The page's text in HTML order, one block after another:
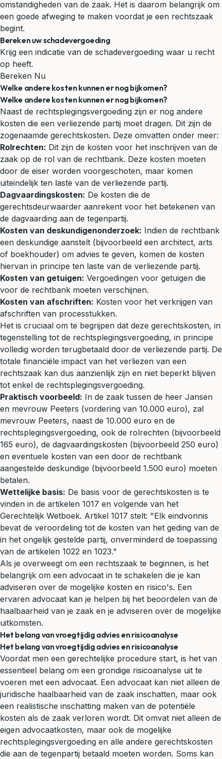
omstandigheden van de zaak. Het is daarom belangrijk om
een goede afweging te maken voordat je een rechtszaak
begint.
Bereken uw schadevergoeding
Krijg een indicatie van de schadevergoeding waar u recht
op heeft.
Bereken Nu
Welke andere kosten kunnen er nog bijkomen?
Welke andere kosten kunnen er nog bijkomen?
Naast de rechtsplegingsvergoeding zijn er nog andere
kosten die een verliezende partij moet dragen. Dit zijn de
zogenaamde gerechtskosten. Deze omvatten onder meer:
Rolrechten: Dit zijn de kosten voor het inschrijven van de
zaak op de rol van de rechtbank. Deze kosten moeten
door de eiser worden voorgeschoten, maar komen
uiteindelijk ten laste van de verliezende partij.
Dagvaardingskosten: De kosten die de
gerechtsdeurwaarder aanrekent voor het betekenen van
de dagvaarding aan de tegenpartij.
Kosten van deskundigenonderzoek: Indien de rechtbank
een deskundige aanstelt (bijvoorbeeld een architect, arts
of boekhouder) om advies te geven, komen de kosten
hiervan in principe ten laste van de verliezende partij.
Kosten van getuigen: Vergoedingen voor getuigen die
voor de rechtbank moeten verschijnen.
Kosten van afschriften: Kosten voor het verkrijgen van
afschriften van processtukken.
Het is cruciaal om te begrijpen dat deze gerechtskosten, in
tegenstelling tot de rechtsplegingsvergoeding, in principe
volledig worden terugbetaald door de verliezende partij. De
totale financiële impact van het verliezen van een
rechtszaak kan dus aanzienlijk zijn en niet beperkt blijven
tot enkel de rechtsplegingsvergoeding.
Praktisch voorbeeld: In de zaak tussen de heer Jansen
en mevrouw Peeters (vordering van 10.000 euro), zal
mevrouw Peeters, naast de 10.000 euro en de
rechtsplegingsvergoeding, ook de rolrechten (bijvoorbeeld
165 euro), de dagvaardingskosten (bijvoorbeeld 250 euro)
en eventuele kosten van een door de rechtbank
aangestelde deskundige (bijvoorbeeld 1.500 euro) moeten
betalen.
Wettelijke basis: De basis voor de gerechtskosten is te
vinden in de artikelen 1017 en volgende van het
Gerechtelijk Wetboek. Artikel 1017 stelt: "Elk eindvonnis
bevat de veroordeling tot de kosten van het geding van de
in het ongelijk gestelde partij, onverminderd de toepassing
van de artikelen 1022 en 1023."
Als je overweegt om een rechtszaak te beginnen, is het
belangrijk om een advocaat in te schakelen die je kan
adviseren over de mogelijke kosten en risico's. Een
ervaren advocaat kan je helpen bij het beoordelen van de
haalbaarheid van je zaak en je adviseren over de mogelijke
uitkomsten.
Het belang van vroegtijdig advies en risicoanalyse
Het belang van vroegtijdig advies en risicoanalyse
Voordat men een gerechtelijke procedure start, is het van
essentieel belang om een grondige risicoanalyse uit te
voeren met een advocaat. Een advocaat kan niet alleen de
juridische haalbaarheid van de zaak inschatten, maar ook
een realistische inschatting maken van de potentiële
kosten als de zaak verloren wordt. Dit omvat niet alleen de
eigen advocaatkosten, maar ook de mogelijke
rechtsplegingsvergoeding en alle andere gerechtskosten
die aan de tegenpartij betaald moeten worden. Soms kan